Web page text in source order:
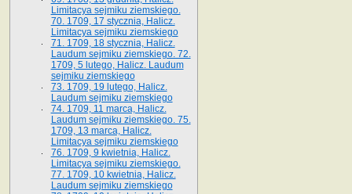
Limitacya sejmiku ziemskiego.
70. 1709, 17 stycznia, Halicz.
Limitacya sejmiku ziemskiego
71. 1709, 18 stycznia, Halicz.
Laudum sejmiku ziemskiego. 72.
1709, 5 lutego, Halicz. Laudum
sejmiku ziemskiego
73. 1709, 19 lutego, Halicz.
Laudum sejmiku ziemskiego
74. 1709, 11 marca, Halicz.
Laudum sejmiku ziemskiego. 75.
1709, 13 marca, Halicz.
Limitacya sejmiku ziemskiego
76. 1709, 9 kwietnia, Halicz.
Limitacya sejmiku ziemskiego.
77. 1709, 10 kwietnia, Halicz.
Laudum sejmiku ziemskiego